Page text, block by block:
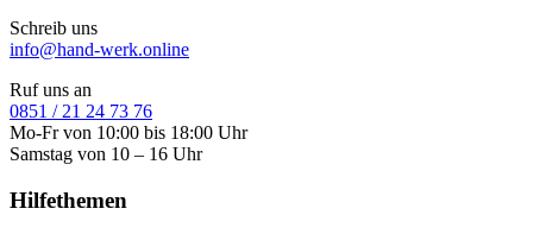
Schreib uns
info@hand-werk.online
Ruf uns an
0851 / 21 24 73 76
Mo-Fr von 10:00 bis 18:00 Uhr
Samstag von 10 – 16 Uhr
Hilfethemen